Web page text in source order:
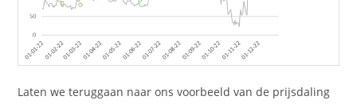
Laten we teruggaan naar ons voorbeeld van de prijsdaling